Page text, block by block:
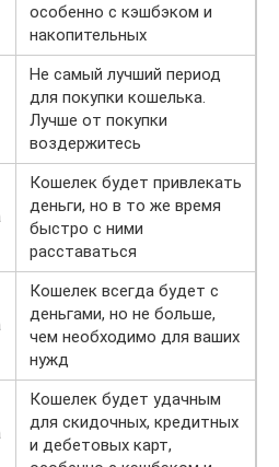
особенно с кэшбэком и
накопительных
Не самый лучший период
для покупки кошелька.
Лучше от покупки
воздержитесь
Кошелек будет привлекать
деньги, но в то же время
быстро с ними
расставаться
Кошелек всегда будет с
деньгами, но не больше,
чем необходимо для ваших
нужд
Кошелек будет удачным
для скидочных, кредитных
и дебетовых карт,